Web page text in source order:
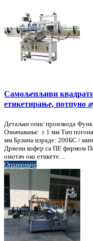
Самољепљиви
етикетирање, потпуно
Детаљан опис производа
Означавање: ± 1 мм Тип
мм Брзина израде: 200БС /
Дрвени кофер са ПЕ фирмом
омотач око етикете. ..
Опширније